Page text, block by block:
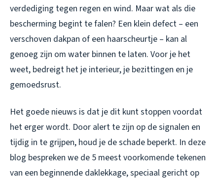
verdediging tegen regen en wind. Maar wat als die
bescherming begint te falen? Een klein defect – een
verschoven dakpan of een haarscheurtje – kan al
genoeg zijn om water binnen te laten. Voor je het
weet, bedreigt het je interieur, je bezittingen en je
gemoedsrust.
Het goede nieuws is dat je dit kunt stoppen voordat
het erger wordt. Door alert te zijn op de signalen en
tijdig in te grijpen, houd je de schade beperkt. In deze
blog bespreken we de 5 meest voorkomende tekenen
van een beginnende daklekkage, speciaal gericht op